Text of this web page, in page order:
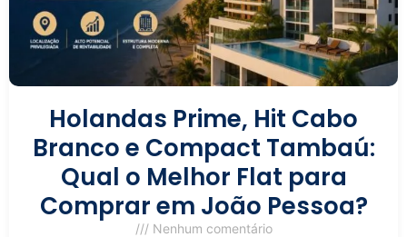
Holandas Prime, Hit Cabo
Branco e Compact Tambaú:
Qual o Melhor Flat para
Comprar em João Pessoa?
Nenhum comentário